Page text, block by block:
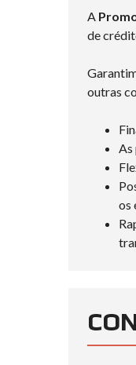
A
de
outras
As
os